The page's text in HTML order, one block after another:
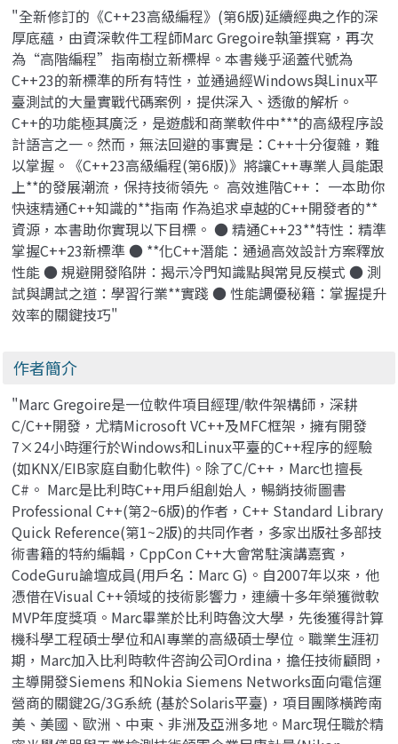
practices in C#)
"全新修訂的《C++23高級編程》(第6版)延續經典之作的深
厚底蘊，由資深軟件工程師Marc Gregoire執筆撰寫，再次
為“高階編程”指南樹立新標桿。本書幾乎涵蓋代號為
C++23的新標準的所有特性，並通過經Windows與Linux平
臺測試的大量實戰代碼案例，提供深入、透徹的解析。
C++的功能極其廣泛，是遊戲和商業軟件中***的高級程序設
計語言之一。然而，無法回避的事實是：C++十分復雜，難
以掌握。《C++23高級編程(第6版)》將讓C++專業人員能跟
上**的發展潮流，保持技術領先。 高效進階C++： 一本助你
快速精通C++知識的**指南 作為追求卓越的C++開發者的**
資源，本書助你實現以下目標。 ● 精通C++23**特性：精準
掌握C++23新標準 ● **化C++潛能：通過高效設計方案釋放
性能 ● 規避開發陷阱：揭示冷門知識點與常見反模式 ● 測
試與調試之道：學習行業**實踐 ● 性能調優秘籍：掌握提升
效率的關鍵技巧"
作者簡介
"Marc Gregoire是一位軟件項目經理/軟件架構師，深耕
C/C++開發，尤精Microsoft VC++及MFC框架，擁有開發
7×24小時運行於Windows和Linux平臺的C++程序的經驗
(如KNX/EIB家庭自動化軟件)。除了C/C++，Marc也擅長
C#。 Marc是比利時C++用戶組創始人，暢銷技術圖書
Professional C++(第2~6版)的作者，C++ Standard Library
Quick Reference(第1~2版)的共同作者，多家出版社多部技
術書籍的特約編輯，CppCon C++大會常駐演講嘉賓，
CodeGuru論壇成員(用戶名：Marc G)。自2007年以來，他
憑借在Visual C++領域的技術影響力，連續十多年榮獲微軟
MVP年度獎項。Marc畢業於比利時魯汶大學，先後獲得計算
機科學工程碩士學位和AI專業的高級碩士學位。職業生涯初
期，Marc加入比利時軟件咨詢公司Ordina，擔任技術顧問，
主導開發Siemens 和Nokia Siemens Networks面向電信運
營商的關鍵2G/3G系統 (基於Solaris平臺)，項目團隊橫跨南
美、美國、歐洲、中東、非洲及亞洲多地。Marc現任職於精